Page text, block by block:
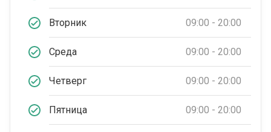
Вторник 09:00 - 20:00
Среда 09:00 - 20:00
Четверг 09:00 - 20:00
Пятница 09:00 - 20:00